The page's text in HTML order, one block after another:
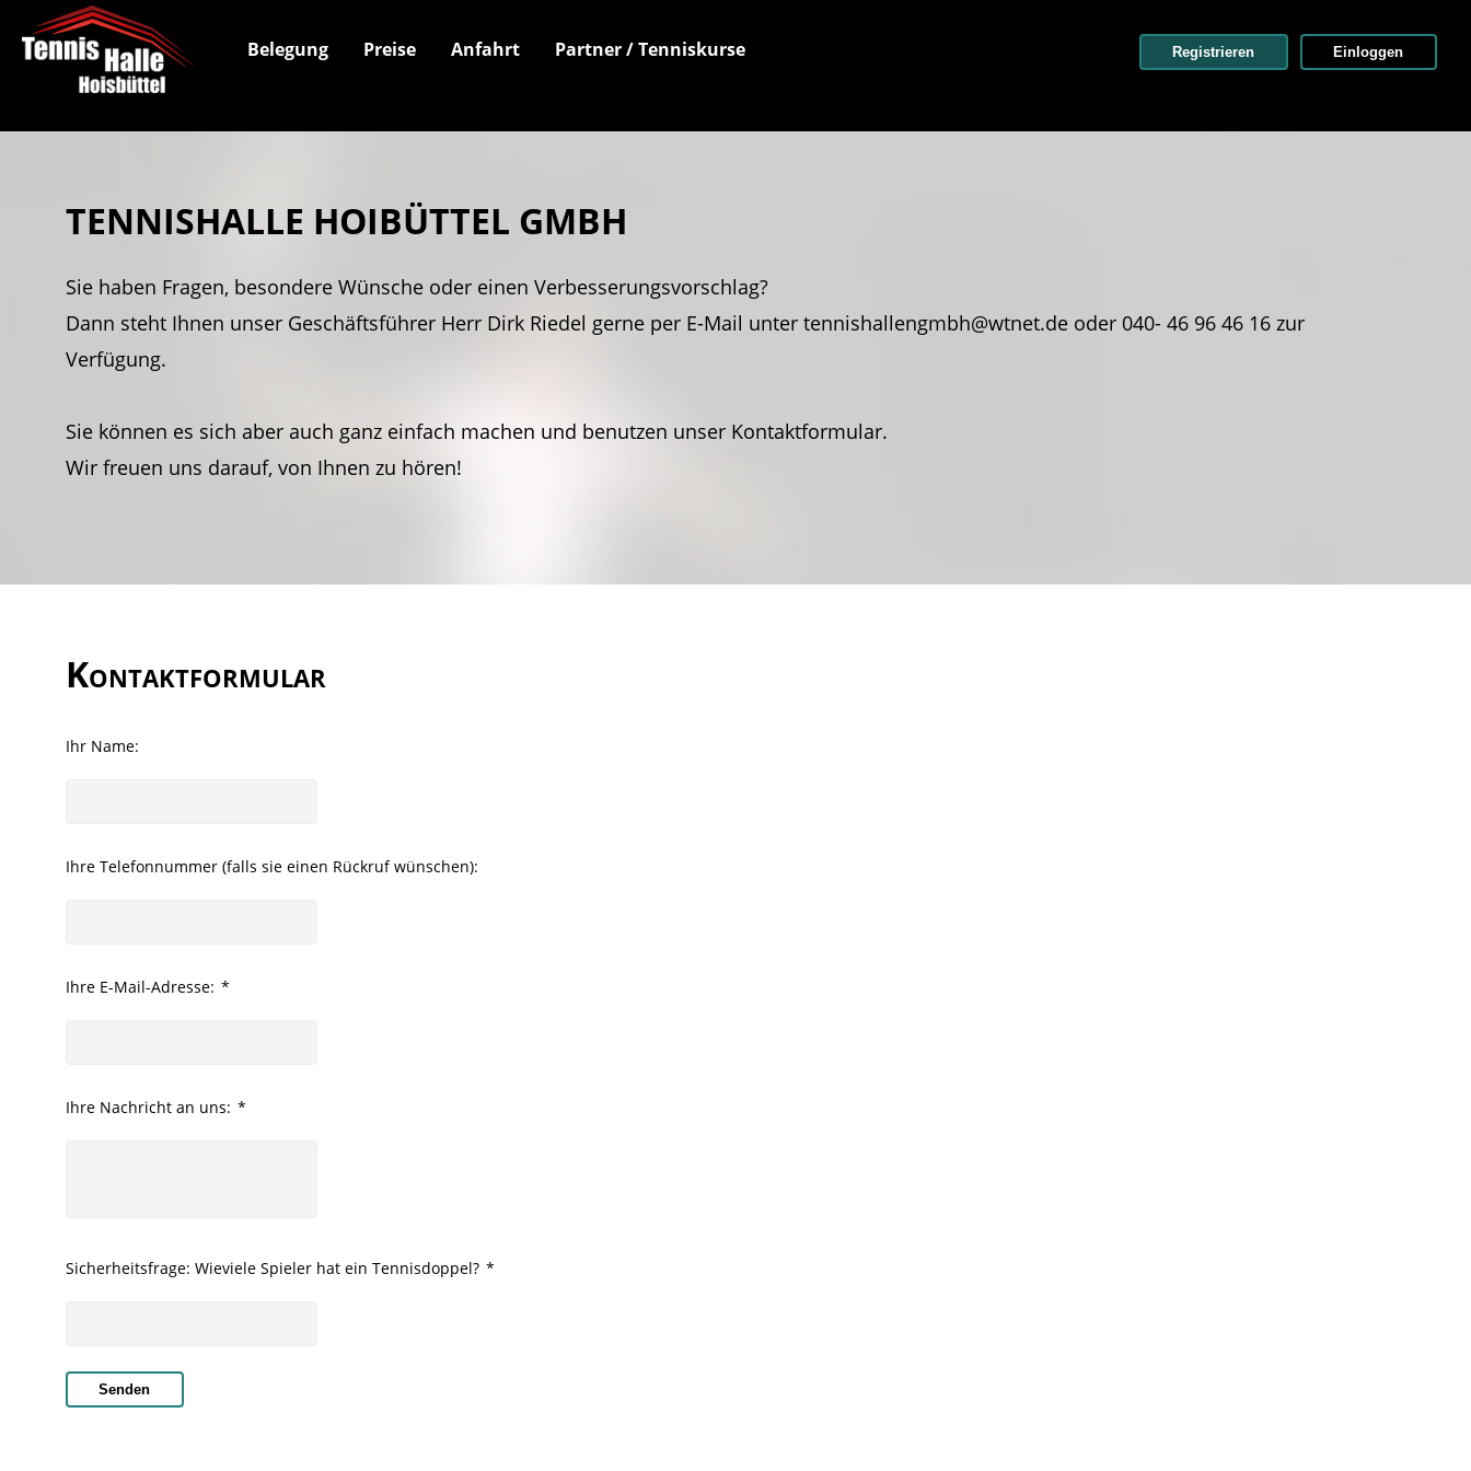
Belegung Preise Anfahrt Partner / Tenniskurse Registrieren Einloggen
TENNISHALLE HOIBÜTTEL GMBH
Sie haben Fragen, besondere Wünsche oder einen Verbesserungsvorschlag?
Dann steht Ihnen unser Geschäftsführer Herr Dirk Riedel gerne per E-Mail unter tennishallengmbh@wtnet.de oder 040- 46 96 46 16 zur
Verfügung.
Sie können es sich aber auch ganz einfach machen und benutzen unser Kontaktformular.
Wir freuen uns darauf, von Ihnen zu hören!
Kontaktformular
Ihr Name:
Ihre Telefonnummer (falls sie einen Rückruf wünschen):
Ihre E-Mail-Adresse: *
Ihre Nachricht an uns: *
Sicherheitsfrage: Wieviele Spieler hat ein Tennisdoppel? *
Senden